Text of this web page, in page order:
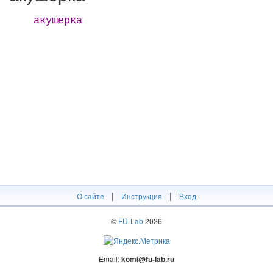
акушерка
О сайте | Инструкция | Вход
© FU-Lab2026
Email:komi@fu-lab.ru